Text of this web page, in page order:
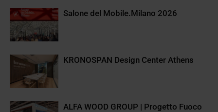
Salone del Mobile.Milano 2026
KRONOSPAN Design Center Athens
ALFA WOOD GROUP | Progetto Fuoco